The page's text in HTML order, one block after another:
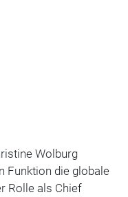
Wolburg
Funktion die globale
Rolle als Chief